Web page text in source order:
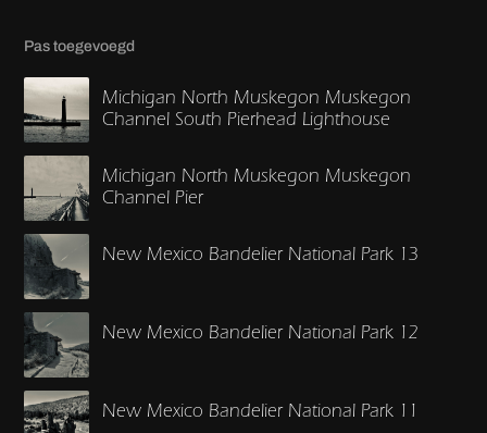
Pas toegevoegd
Michigan North Muskegon Muskegon
Channel South Pierhead Lighthouse
Michigan North Muskegon Muskegon
Channel Pier
New Mexico Bandelier National Park 13
New Mexico Bandelier National Park 12
New Mexico Bandelier National Park 11